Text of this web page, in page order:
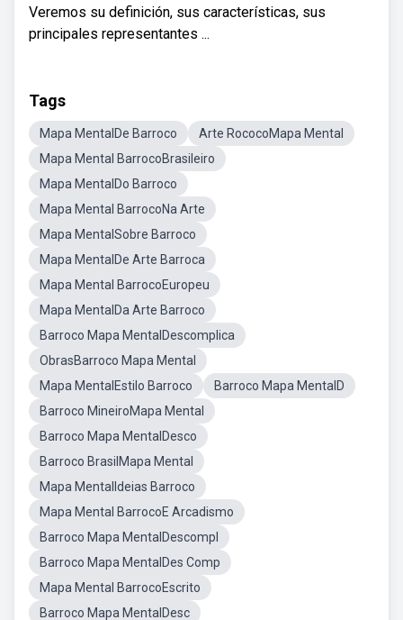
Veremos su definición, sus características, sus
principales representantes ...
Tags
Mapa MentalDe Barroco
Arte RococoMapa Mental
Mapa Mental BarrocoBrasileiro
Mapa MentalDo Barroco
Mapa Mental BarrocoNa Arte
Mapa MentalSobre Barroco
Mapa MentalDe Arte Barroca
Mapa Mental BarrocoEuropeu
Mapa MentalDa Arte Barroco
Barroco Mapa MentalDescomplica
ObrasBarroco Mapa Mental
Mapa MentalEstilo Barroco
Barroco Mapa MentalD
Barroco MineiroMapa Mental
Barroco Mapa MentalDesco
Barroco BrasilMapa Mental
Mapa MentalIdeias Barroco
Mapa Mental BarrocoE Arcadismo
Barroco Mapa MentalDescompl
Barroco Mapa MentalDes Comp
Mapa Mental BarrocoEscrito
Barroco Mapa MentalDesc